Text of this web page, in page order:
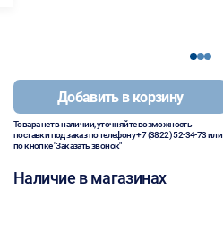
123
Добавить в корзину
Товара нет в наличии, уточняйте возможность
поставки под заказ по телефону+7 (3822) 52-34-73или
по кнопке "Заказать звонок"
Наличие в магазинах